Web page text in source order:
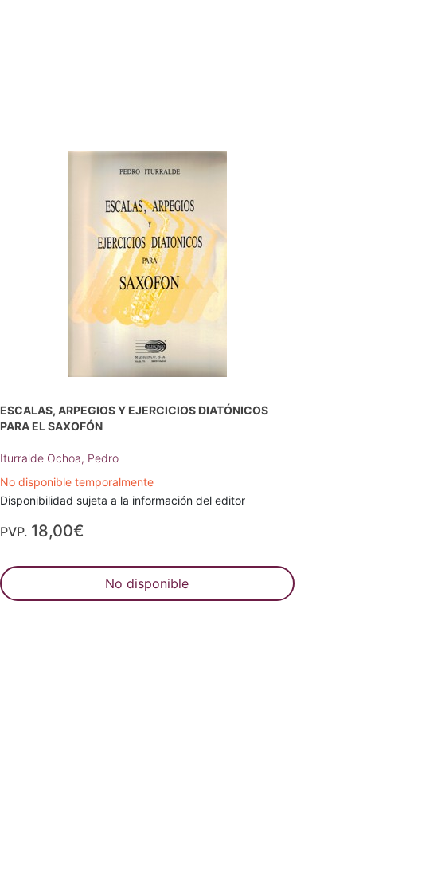
ESCALAS, ARPEGIOS Y EJERCICIOS DIATÓNICOS
PARA EL SAXOFÓN
Iturralde Ochoa, Pedro
No disponible temporalmente
Disponibilidad sujeta a la información del editor
PVP. 18,00€
No disponible